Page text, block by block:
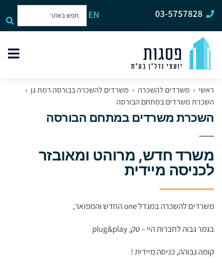
03-5757828
EN
ראשי › משרדים להשכרה › משרדים להשכרה בבורסה רמת גן ›
השכרת משרדים במתחם הבורסה
השכרת משרדים במתחם הבורסה
משרד חדש, מרוהט ומאובזר
לכניסה מיידית
משרדים להשכרה במגדל one החדש והמפואר,
בגמר גבוה לחברות היי – טק, plug&play
קומה גבוהה, כניסה מיידית !